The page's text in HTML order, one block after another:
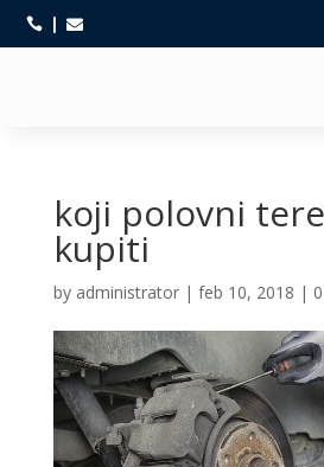
 
koji polovni
kupiti
by administrator| feb 10, 2018 |